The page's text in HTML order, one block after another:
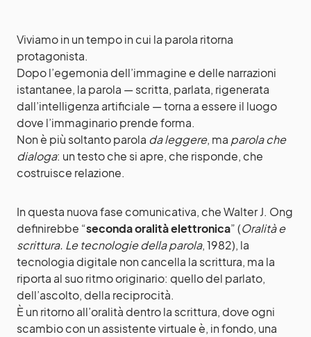
Viviamo in un tempo in cui la parola ritorna
protagonista.
Dopo l’egemonia dell’immagine e delle narrazioni
istantanee, la parola — scritta, parlata, rigenerata
dall’intelligenza artificiale — torna a essere il luogo
dove l’immaginario prende forma.
Non è più soltanto parola da leggere, ma parola che
dialoga: un testo che si apre, che risponde, che
costruisce relazione.
In questa nuova fase comunicativa, che Walter J. Ong
definirebbe “seconda oralità elettronica” (Oralità e
scrittura. Le tecnologie della parola, 1982), la
tecnologia digitale non cancella la scrittura, ma la
riporta al suo ritmo originario: quello del parlato,
dell’ascolto, della reciprocità.
È un ritorno all’oralità dentro la scrittura, dove ogni
scambio con un assistente virtuale è, in fondo, una